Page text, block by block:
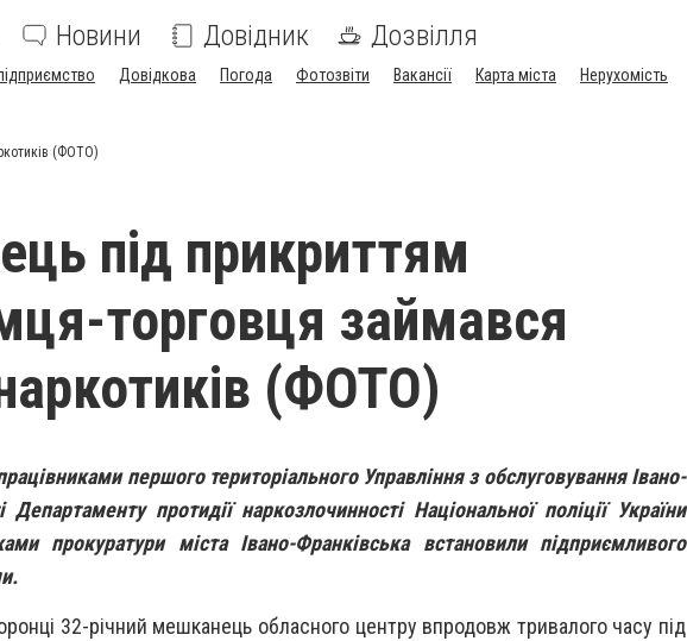
Новини Довідник Дозвілля
Довідкова Погода Фотозвіти Вакансії Карта міста
Нерухомість
(ФОТО)
під прикриттям
торговця займався
(ФОТО)
першого територіального Управління з обслуговування Івано-
Департаменту протидії наркозлочинності Національної поліції України
прокуратури міста Івано-Франківська встановили підприємливого
32-річний мешканець обласного центру впродовж тривалого часу під